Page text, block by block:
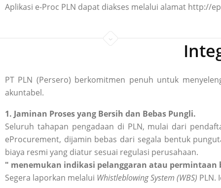
Aplikasi e-Proc PLN dapat diakses melalui alamat http://
PT PLN (Persero) berkomitmen penuh untuk
akuntabel.
1. Jaminan Proses yang Bersih dan Bebas Pungli.
Seluruh tahapan pengadaan di PLN, mulai dari
eProcurement, dijamin bebas dari segala bentuk
biaya resmi yang diatur sesuai regulasi perusahaan.
" menemukan indikasi pelanggaran atau permintaan
Segera laporkan melalui Whistleblowing System (WBS) PLN.